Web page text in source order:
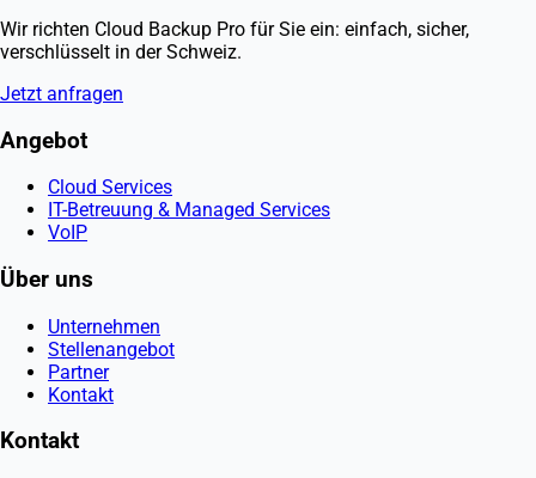
Wir richten Cloud Backup Pro für Sie ein: einfach, sicher,
verschlüsselt in der Schweiz.
Jetzt anfragen
Angebot
Cloud Services
IT-Betreuung & Managed Services
VoIP
Über uns
Unternehmen
Stellenangebot
Partner
Kontakt
Kontakt